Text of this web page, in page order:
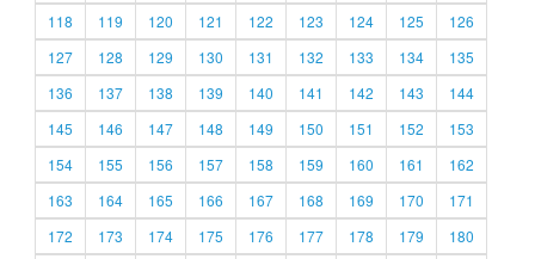
118
119 120 121 122 123 124 125
126
127
128 129 130 131 132 133 134
135
136
137 138 139 140 141 142 143
144
145
146 147 148 149 150 151 152
153
154
155 156 157 158 159 160 161
162
163
164 165 166 167 168 169 170
171
172
173 174 175 176 177 178 179
180